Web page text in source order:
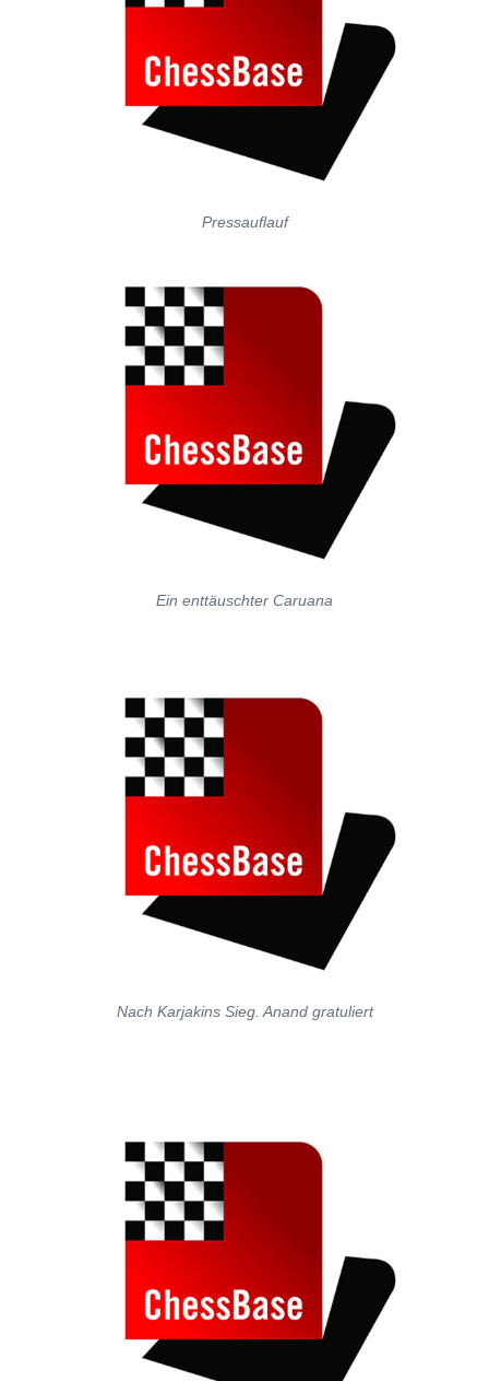
Pressauflauf
Ein enttäuschter Caruana
Nach Karjakins Sieg. Anand gratuliert